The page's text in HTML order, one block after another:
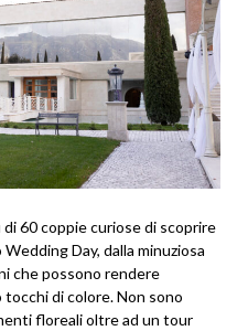
60 coppie curiose di scoprire
Day, dalla minuziosa
che possono rendere
di colore. Non sono
floreali oltre ad un tour